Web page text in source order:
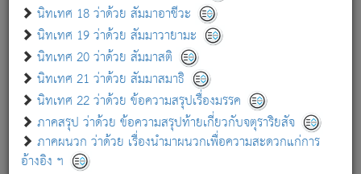
นิทเทศ 18 ว่าด้วย สัมมาอาชีวะ
นิทเทศ 19 ว่าด้วย สัมมาวายามะ
นิทเทศ 20 ว่าด้วย สัมมาสติ
นิทเทศ 21 ว่าด้วย สัมมาสมาธิ
นิทเทศ 22 ว่าด้วย ข้อความสรุปเรื่องมรรค
ภาคสรุป ว่าด้วย ข้อความสรุปท้ายเกี่ยวกับจตุราริยสัจ
ภาคผนวก ว่าด้วย เรื่องนำมาผนวกเพื่อความสะดวกแก่การ
อ้างอิง ฯ
หนังสือที่เกี่ยวข้อง